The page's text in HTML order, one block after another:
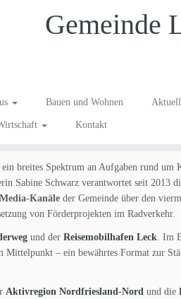
Gemeinde
Bauen und Wohnen
Kontakt
breites Spektrum an Aufgaben rund um
Sabine Schwarz verantwortet seit 2013
Kanäle der Gemeinde über den
von Förderprojekten im Radverkehr.
und der Reisemobilhafen Leck. Im
– ein bewährtes Format zur
Aktivregion Nordfriesland-Nord und die